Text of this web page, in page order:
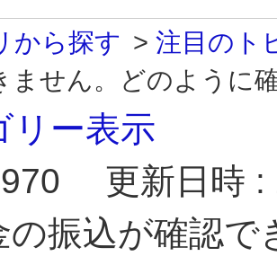
から探す > 注目のト
ません。どのように
リー表示
更新日時
の振込が確認